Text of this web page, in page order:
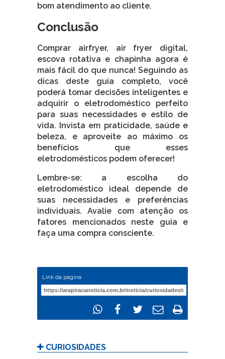
bom atendimento ao cliente.
Conclusão
Comprar airfryer, air fryer digital,
escova rotativa e chapinha agora é
mais fácil do que nunca! Seguindo as
dicas deste guia completo, você
poderá tomar decisões inteligentes e
adquirir o eletrodoméstico perfeito
para suas necessidades e estilo de
vida. Invista em praticidade, saúde e
beleza, e aproveite ao máximo os
benefícios que esses
eletrodomésticos podem oferecer!
Lembre-se: a escolha do
eletrodoméstico ideal depende de
suas necessidades e preferências
individuais. Avalie com atenção os
fatores mencionados neste guia e
faça uma compra consciente.
Link da página:
CURIOSIDADES